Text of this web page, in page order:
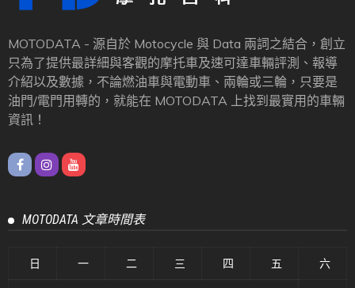
MOTODATA - 源自於 Motocycle 與 Data 兩詞之結合，創立
只為了提供最詳細與客觀的摩托車及速可達車輛評測、報導
介紹以及數據，不論燃油車與電動車、兩輪或三輪，只要是
油門/電門用轉的，就能在 MOTODATA 上找到最實用的車輛
資訊！
MOTODATA 文章時間表
日 一 二 三 四 五 六